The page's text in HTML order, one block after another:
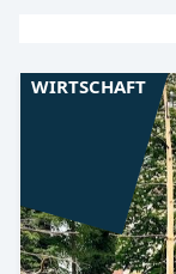
WIRTSCHAFT